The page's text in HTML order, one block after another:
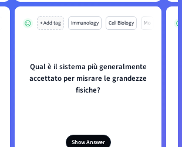
+ Add tag Immunology Cell Biology Mo
Qual è il sistema più generalmente
accettato per misrare le grandezze
fisiche?
Show Answer